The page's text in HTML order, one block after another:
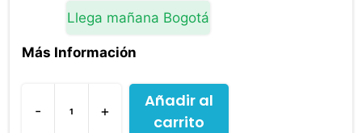
$31,500.00. $30,800.00.
Llega mañana Bogotá
Más Información
-
Shampoo
+
Añadir al
carrito